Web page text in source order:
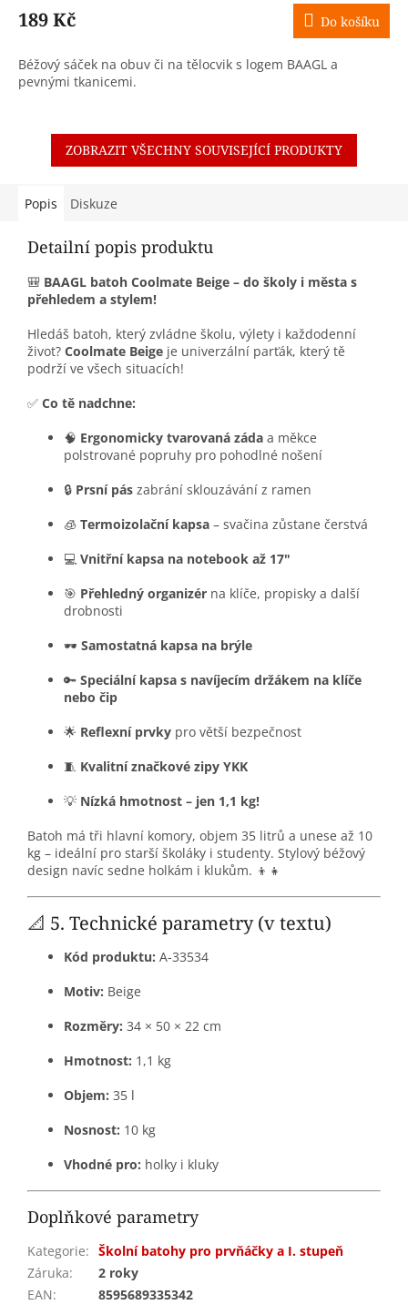
189 Kč Do košíku
Béžový sáček na obuv či na tělocvik s logem BAAGL a
pevnými tkanicemi.
ZOBRAZIT VŠECHNY SOUVISEJÍCÍ PRODUKTY
Popis Diskuze
Detailní popis produktu
🎒 BAAGL batoh Coolmate Beige – do školy i města s
přehledem a stylem!
Hledáš batoh, který zvládne školu, výlety i každodenní
život? Coolmate Beige je univerzální parťák, který tě
podrží ve všech situacích!
✅ Co tě nadchne:
🧠 Ergonomicky tvarovaná záda a měkce
polstrované popruhy pro pohodlné nošení
🔒 Prsní pás zabrání sklouzávání z ramen
🧊 Termoizolační kapsa – svačina zůstane čerstvá
💻 Vnitřní kapsa na notebook až 17"
🎯 Přehledný organizér na klíče, propisky a další
drobnosti
🕶️ Samostatná kapsa na brýle
🔑 Speciální kapsa s navíjecím držákem na klíče
nebo čip
🌟 Reflexní prvky pro větší bezpečnost
🧵 Kvalitní značkové zipy YKK
💡 Nízká hmotnost – jen 1,1 kg!
Batoh má tři hlavní komory, objem 35 litrů a unese až 10
kg – ideální pro starší školáky i studenty. Stylový béžový
design navíc sedne holkám i klukům. 👦👧
📐 5. Technické parametry (v textu)
Kód produktu: A-33534
Motiv: Beige
Rozměry: 34 × 50 × 22 cm
Hmotnost: 1,1 kg
Objem: 35 l
Nosnost: 10 kg
Vhodné pro: holky i kluky
Doplňkové parametry
Kategorie: Školní batohy pro prvňáčky a I. stupeň
Záruka:
2 roky
EAN: 8595689335342